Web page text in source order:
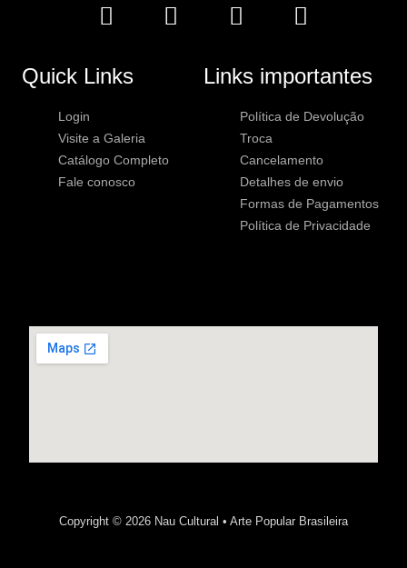
Quick Links
Login
Visite a Galeria
Catálogo Completo
Fale conosco
Links importantes
Política de Devolução
Troca
Cancelamento
Detalhes de envio
Formas de Pagamentos
Política de Privacidade
Copyright © 2026 Nau Cultural • Arte Popular Brasileira